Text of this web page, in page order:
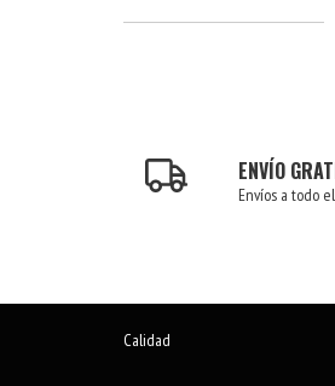
ENVÍO
Envíos a todo
Calidad